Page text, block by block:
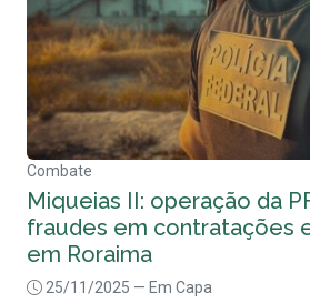
Combate
Miqueias II: operação da
fraudes em contratações
em Roraima
25/11/2025 — Em Capa